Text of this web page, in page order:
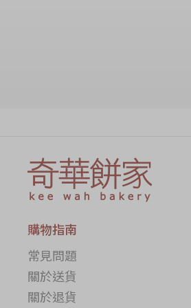
購物指南
常見問題
關於送貨
關於退貨